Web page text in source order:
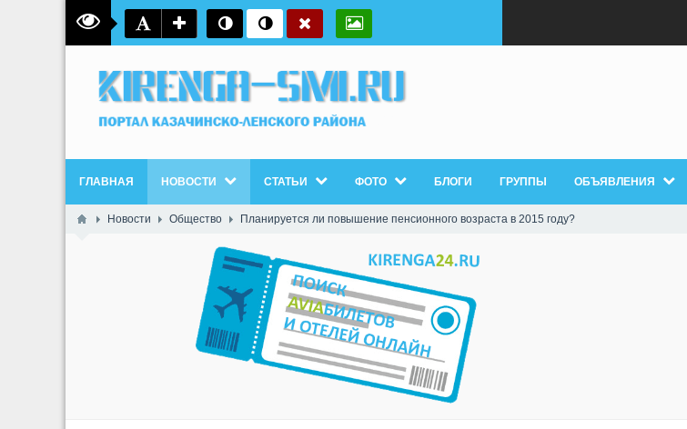
ГЛАВНАЯ НОВОСТИ СТАТЬИ ФОТО БЛОГИ ГРУППЫ ОБЪЯВЛЕНИЯ
Новости Общество Планируется ли повышение пенсионного возраста в 2015 году?